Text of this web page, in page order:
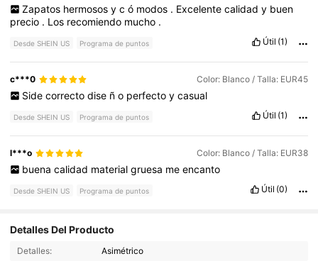
Zapatos hermosos y c ó modos . Excelente calidad y buen
precio . Los recomiendo mucho .
Desde SHEIN US Programa de puntos Útil (1)
c***0 Color: Blanco / Talla: EUR45
Side correcto dise ñ o perfecto y casual
Desde SHEIN US Programa de puntos Útil (1)
l***o Color: Blanco / Talla: EUR38
buena calidad material gruesa me encanto
Desde SHEIN US Programa de puntos Útil (0)
Detalles Del Producto
Detalles: Asimétrico
4.91 4.3K Seguidores